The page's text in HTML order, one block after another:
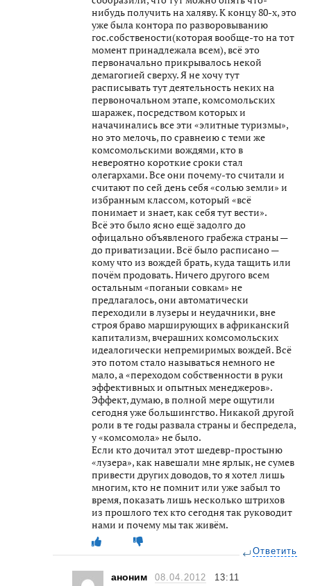
нибудь получить на халяву. К концу 80-х, это
уже была контора по разворовыванию
гос.собствености(которая вообще-то на тот
момент принадлежала всем), всё это
первоначально прикрывалось некой
демагогией сверху. Я не хочу тут
расписывать тут деятельность неких на
первоночальном этапе, комсомольских
шаражек, посредством которых и
начачинались все эти «элитные туризмы»,
но это мелочь, по сравнеию с теми же
комсомольскими вождями, кто в
невероятно короткие сроки стал
олегархами. Все они почему-то считали и
считают по сей день себя «солью земли» и
избранным классом, который «всё
понимает и знает, как себя тут вести».
Всё это было ясно ещё задолго до
офицально объявленого грабежа страны —
до приватизации. Всё было расписано —
кому что из вождей брать, куда тащить или
почём продовать. Ничего другого всем
остальным «поганыи совкам» не
предлагалось, они автоматически
переходили в лузеры и неудачники, вне
строя браво марширующих в африканский
капитализм, вчерашних комсомольских
идеалогически непремиримых вождей. Всё
это потом стало называться немного не
мало, а «переходом собственности в руки
эффективных и опытных менеджеров».
Эффект, думаю, в полной мере ощутили
сегодня уже большингство. Никакой другой
роли в те годы развала страны и беспредела,
у «комсомола» не было.
Если кто дочитал этот шедевр-простыню
«лузера», как навешали мне ярлык, не сумев
привести других доводов, то я хотел лишь
многим, кто не помнит или уже забыл то
время, показать лишь несколько штрихов
из прошлого тех кто сегодня так руководит
нами и почему мы так живём.
Ответить
аноним 08.04.2012 13:11